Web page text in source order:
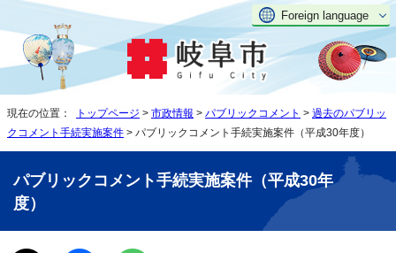
Foreign language
現在の位置： トップページ > 市政情報 > パブリックコメント > 過去のパブリッ
クコメント手続実施案件 > パブリックコメント手続実施案件（平成30年度）
パブリックコメント手続実施案件（平成30年
度）